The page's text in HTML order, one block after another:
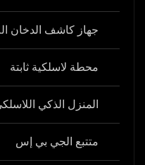
جهاز كاشف الدخان
محطة لاسلكية ثابتة
المنزل الذكي
متتبع الجي بي إس